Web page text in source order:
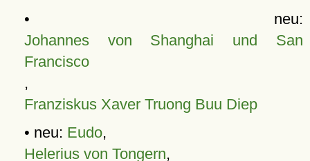
• neu:
Johannes von Shanghai und San
Francisco
,
Franziskus Xaver Truong Buu Diep
• neu: Eudo,
Helerius von Tongern,